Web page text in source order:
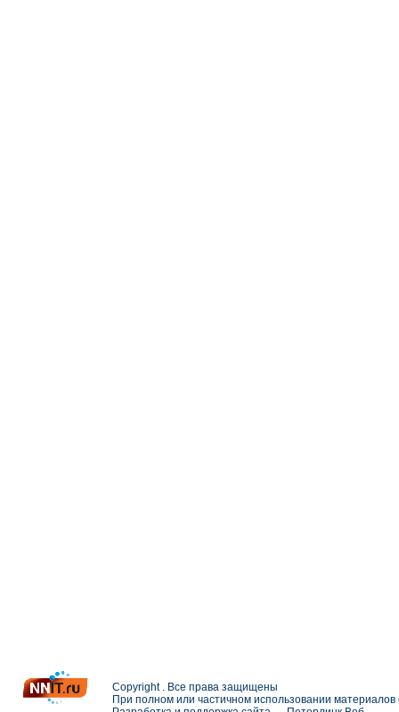
Copyright . Все права защищены
При полном или частичном использовании